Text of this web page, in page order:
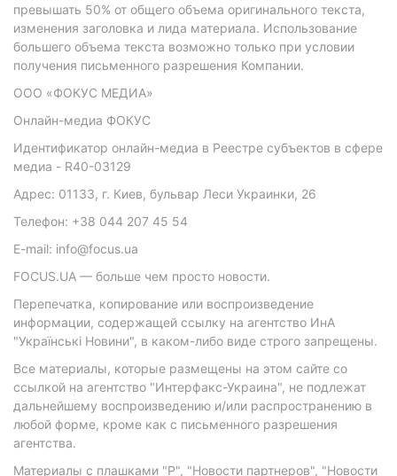
превышать 50% от общего объема оригинального текста,
изменения заголовка и лида материала. Использование
большего объема текста возможно только при условии
получения письменного разрешения Компании.
ООО «ФОКУС МЕДИА»
Онлайн-медиа ФОКУС
Идентификатор онлайн-медиа в Реестре субъектов в сфере
медиа - R40-03129
Адрес: 01133, г. Киев, бульвар Леси Украинки, 26
Телефон: +38 044 207 45 54
E-mail: info@focus.ua
FOCUS.UA — больше чем просто новости.
Перепечатка, копирование или воспроизведение
информации, содержащей ссылку на агентство ИнА
"Українські Новини", в каком-либо виде строго запрещены.
Все материалы, которые размещены на этом сайте со
ссылкой на агентство "Интерфакс-Украина", не подлежат
дальнейшему воспроизведению и/или распространению в
любой форме, кроме как с письменного разрешения
агентства.
Материалы с плашками "Р", "Новости партнеров", "Новости